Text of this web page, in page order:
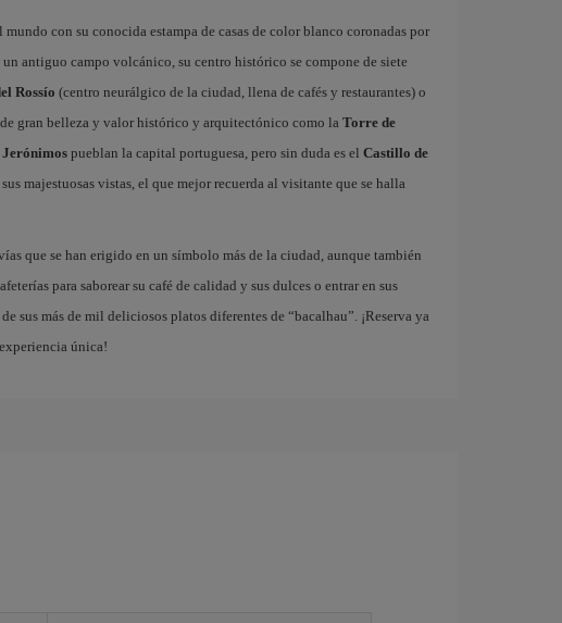
con su conocida estampa de casas de color blanco coronadas por
antiguo campo volcánico, su centro histórico se compone de siete
Rossío (centro neurálgico de la ciudad, llena de cafés y restaurantes) o
gran belleza y valor histórico y arquitectónico como laTorre de
pueblan la capital portuguesa, pero sin duda es el Castillo de
majestuosas vistas, el que mejor recuerda al visitante que se halla
que se han erigido en un símbolo más de la ciudad, aunque también
para saborear su café de calidad y sus dulces o entrar en sus
sus más de mil deliciosos platos diferentes de “bacalhau”. ¡Reserva ya
única!